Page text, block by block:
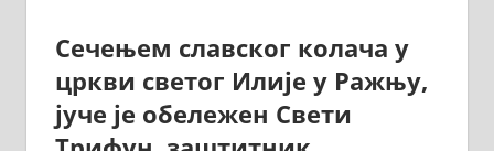
Сечењем славског колача у
цркви светог Илије у Ражњу,
јуче је обележен Свети